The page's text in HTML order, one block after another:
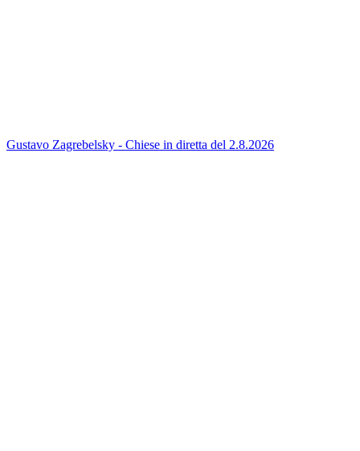
Gustavo Zagrebelsky - Chiese in diretta del 2.8.2026